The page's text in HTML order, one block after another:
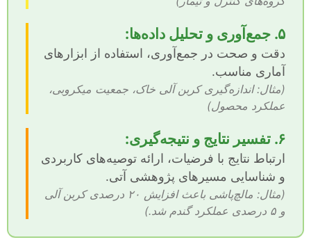
۵. جمع‌آوری و تحلیل داده‌ها:
دقت و صحت در جمع‌آوری، استفاده از ابزارهای
آماری مناسب.
(مثال: اندازه‌گیری کربن آلی خاک، جمعیت میکروبی،
عملکرد محصول)
۶. تفسیر نتایج و نتیجه‌گیری:
ارتباط نتایج با فرضیات، ارائه توصیه‌های کاربردی
و شناسایی مسیرهای پژوهشی آتی.
(مثال: مالچ‌پاشی باعث افزایش ۲۰ درصدی کربن آلی
و ۵ درصدی عملکرد گندم شد.)